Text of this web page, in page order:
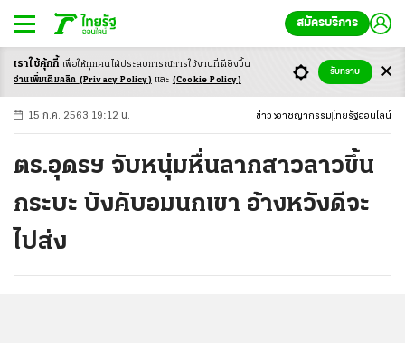
สมัครบริการ
-ก ก ก+
15 ก.ค. 2563 19:12 น. ข่าว อาชญากรรม ไทยรัฐออนไลน์
ตร.อุดรฯ จับหนุ่มหื่นลากสาวลาวขึ้น
กระบะ บังคับอมนกเขา อ้างหวังดีจะ
ไปส่ง
เราใช้คุ้กกี้ เพื่อให้ทุกคนได้ประสบการณ์การใช้งานที่ดียิ่งขึ้น
อ่านเพิ่มเติมคลิก (Privacy Policy) และ (Cookie Policy)
รับทราบ